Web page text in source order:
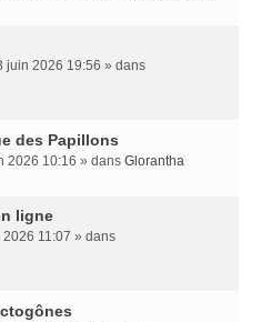
juin 2026 19:56 » dans
des Papillons
2026 10:16 » dans Glorantha
ligne
11:07 » dans